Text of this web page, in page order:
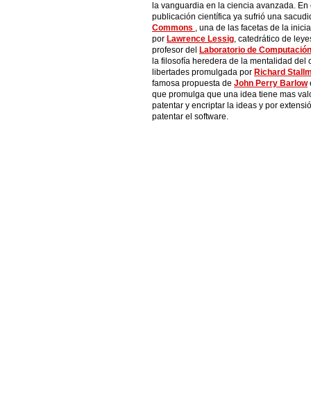
la vanguardia en la ciencia avanzada.
publicación científica ya sufrió una
Commons , una de las facetas de la
por Lawrence Lessig, catedrático de
profesor del
Laboratorio de
la filosofía heredera de la mentalidad
libertades promulgada por Richard
famosa propuesta de John Perry Barlow
que promulga que una idea tiene mas
patentar y encriptar la ideas y por
patentar el software.